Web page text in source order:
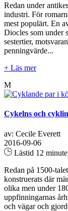
Redan under
industri. För
mest populärt. En
Diocles som under
sestertier,
penningvärde...
+ Läs mer
M
Cykelns och
av: Cecile Everett
2016-09-06
Lästid 12
Redan på 1500-
konstruerats där
olika men under
uppfinningarnas
och vägar och